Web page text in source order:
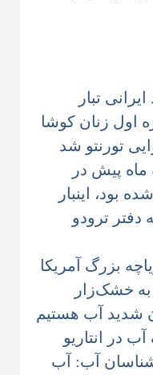
تبار
اول زنان کوشا
تورنتو شد
ماه پیش در
بود، اینبار
ترودو
بزرگ آمریکا
خشک‌زار
شدید آب هستیم
در انتاریو
آب: آب